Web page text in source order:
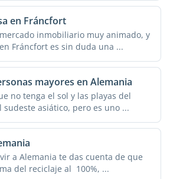
en Fráncfort
inmobiliario muy animado, y
Fráncfort es sin duda una ...
mayores en Alemania
no tenga el sol y las playas del
asiático, pero es uno ...
a Alemania te das cuenta de que
del reciclaje al 100%, ...